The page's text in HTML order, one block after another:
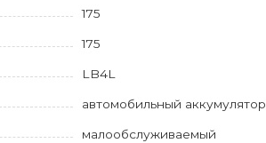
175
175
LB4L
автомобильный аккумулятор
малообслуживаемый